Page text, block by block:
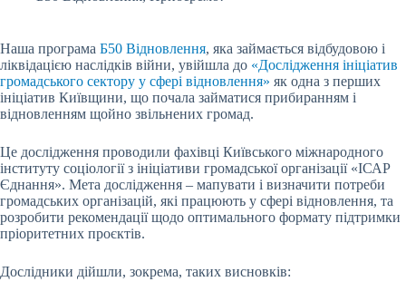
Наша програма Б50 Відновлення, яка займається відбудовою і
ліквідацією наслідків війни, увійшла до «Дослідження ініціатив
громадського сектору у сфері відновлення» як одна з перших
ініціатив Київщини, що почала займатися прибиранням і
відновленням щойно звільнених громад.
Це дослідження проводили фахівці Київського міжнародного
інституту соціології з ініціативи громадської організації «ІСАР
Єднання». Мета дослідження – мапувати і визначити потреби
громадських організацій, які працюють у сфері відновлення, та
розробити рекомендації щодо оптимального формату підтримки
пріоритетних проєктів.
Дослідники дійшли, зокрема, таких висновків: